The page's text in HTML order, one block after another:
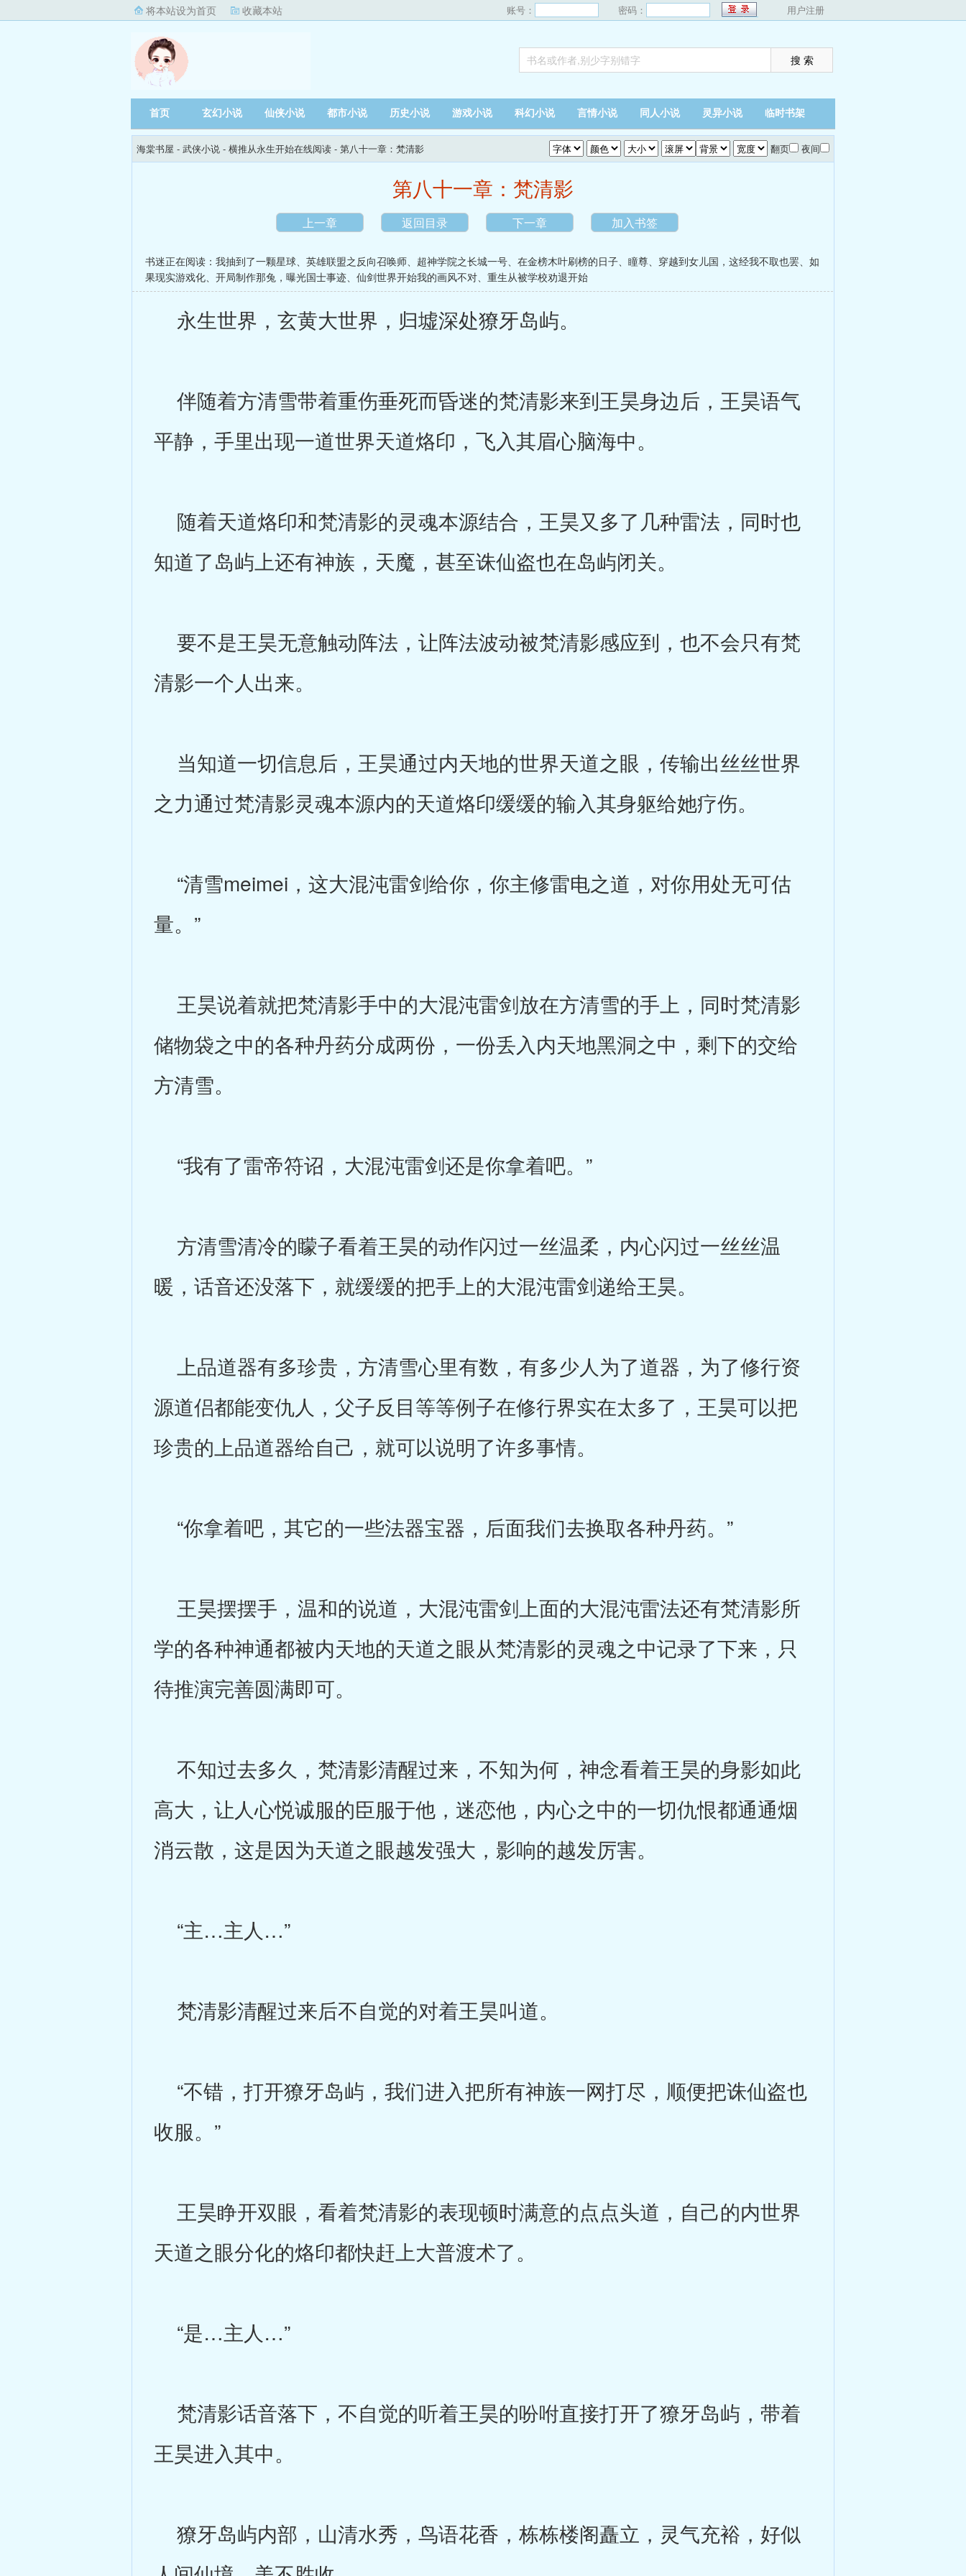
将本站设为首页 收藏本站 账号： 密码： 用户注册
首页 玄幻小说 仙侠小说 都市小说 历史小说 游戏小说 科幻小说 言情小说 同人小说 灵异小说 临时书架
海棠书屋 - 武侠小说 - 横推从永生开始在线阅读 - 第八十一章：梵清影 翻页 夜间
第八十一章：梵清影
上一章 返回目录 下一章 加入书签
书迷正在阅读： 我抽到了一颗星球、 英雄联盟之反向召唤师、 超神学院之长城一号、 在金榜木叶刷榜的日子、 瞳尊、 穿越到女儿国，这经我不取也罢、 如
果现实游戏化、 开局制作那兔，曝光国士事迹、 仙剑世界开始我的画风不对、 重生从被学校劝退开始
永生世界，玄黄大世界，归墟深处獠牙岛屿。
伴随着方清雪带着重伤垂死而昏迷的梵清影来到王昊身边后，王昊语气
平静，手里出现一道世界天道烙印，飞入其眉心脑海中。
随着天道烙印和梵清影的灵魂本源结合，王昊又多了几种雷法，同时也
知道了岛屿上还有神族，天魔，甚至诛仙盗也在岛屿闭关。
要不是王昊无意触动阵法，让阵法波动被梵清影感应到，也不会只有梵
清影一个人出来。
当知道一切信息后，王昊通过内天地的世界天道之眼，传输出丝丝世界
之力通过梵清影灵魂本源内的天道烙印缓缓的输入其身躯给她疗伤。
“清雪meimei，这大混沌雷剑给你，你主修雷电之道，对你用处无可估
量。”
王昊说着就把梵清影手中的大混沌雷剑放在方清雪的手上，同时梵清影
储物袋之中的各种丹药分成两份，一份丢入内天地黑洞之中，剩下的交给
方清雪。
“我有了雷帝符诏，大混沌雷剑还是你拿着吧。”
方清雪清冷的矇子看着王昊的动作闪过一丝温柔，内心闪过一丝丝温
暖，话音还没落下，就缓缓的把手上的大混沌雷剑递给王昊。
上品道器有多珍贵，方清雪心里有数，有多少人为了道器，为了修行资
源道侣都能变仇人，父子反目等等例子在修行界实在太多了，王昊可以把
珍贵的上品道器给自己，就可以说明了许多事情。
“你拿着吧，其它的一些法器宝器，后面我们去换取各种丹药。”
王昊摆摆手，温和的说道，大混沌雷剑上面的大混沌雷法还有梵清影所
学的各种神通都被内天地的天道之眼从梵清影的灵魂之中记录了下来，只
待推演完善圆满即可。
不知过去多久，梵清影清醒过来，不知为何，神念看着王昊的身影如此
高大，让人心悦诚服的臣服于他，迷恋他，内心之中的一切仇恨都通通烟
消云散，这是因为天道之眼越发强大，影响的越发厉害。
“主…主人…”
梵清影清醒过来后不自觉的对着王昊叫道。
“不错，打开獠牙岛屿，我们进入把所有神族一网打尽，顺便把诛仙盗也
收服。”
王昊睁开双眼，看着梵清影的表现顿时满意的点点头道，自己的内世界
天道之眼分化的烙印都快赶上大普渡术了。
“是…主人…”
梵清影话音落下，不自觉的听着王昊的吩咐直接打开了獠牙岛屿，带着
王昊进入其中。
獠牙岛屿内部，山清水秀，鸟语花香，栋栋楼阁矗立，灵气充裕，好似